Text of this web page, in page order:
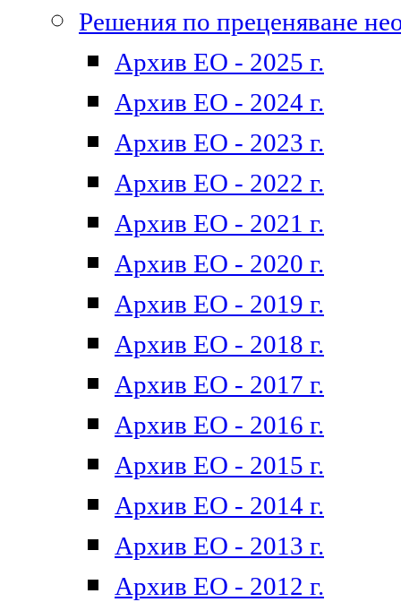
Решения по преценяване
Архив ЕО - 2025 г.
Архив ЕО - 2024 г.
Архив ЕО - 2023 г.
Архив ЕО - 2022 г.
Архив ЕО - 2021 г.
Архив ЕО - 2020 г.
Архив ЕО - 2019 г.
Архив ЕО - 2018 г.
Архив ЕО - 2017 г.
Архив ЕО - 2016 г.
Архив ЕО - 2015 г.
Архив ЕО - 2014 г.
Архив ЕО - 2013 г.
Архив ЕО - 2012 г.